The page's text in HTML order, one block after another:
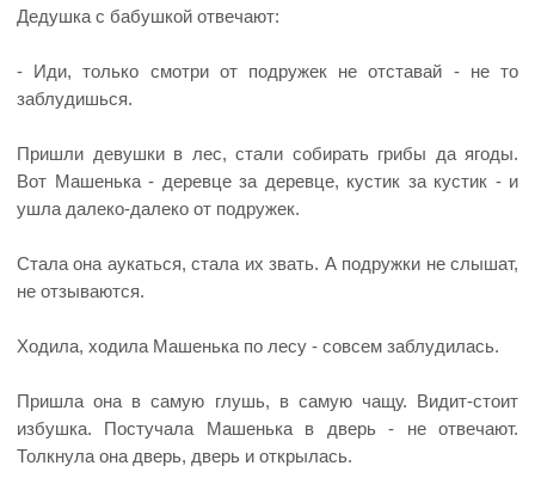
Дедушка с бабушкой отвечают:
- Иди, только смотри от подружек не отставай - не то
заблудишься.
Пришли девушки в лес, стали собирать грибы да ягоды.
Вот Машенька - деревце за деревце, кустик за кустик - и
ушла далеко-далеко от подружек.
Стала она аукаться, стала их звать. А подружки не слышат,
не отзываются.
Ходила, ходила Машенька по лесу - совсем заблудилась.
Пришла она в самую глушь, в самую чащу. Видит-стоит
избушка. Постучала Машенька в дверь - не отвечают.
Толкнула она дверь, дверь и открылась.